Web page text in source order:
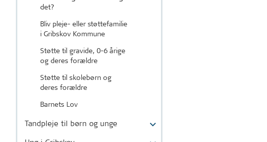
det?
Bliv pleje- eller støttefamilie
i Gribskov Kommune
Støtte til gravide, 0-6 årige
og deres forældre
Støtte til skolebørn og
deres forældre
Barnets Lov
Tandpleje til børn og unge